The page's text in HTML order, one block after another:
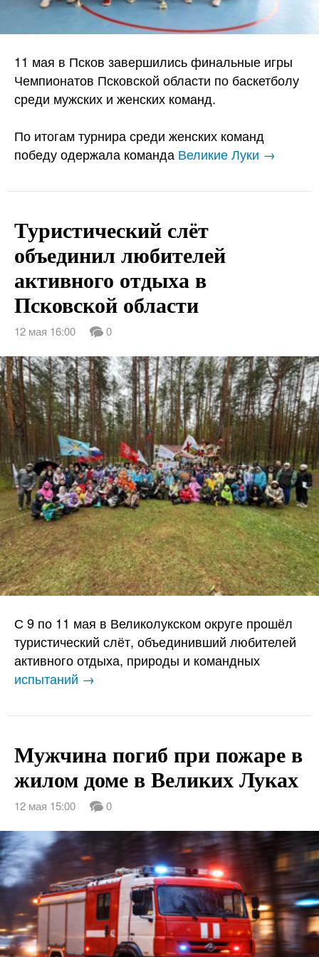
11 мая в Псков завершились финальные игры
Чемпионатов Псковской области по баскетболу
среди мужских и женских команд.
По итогам турнира среди женских команд
победу одержала команда Великие Луки →
Туристический слёт
объединил любителей
активного отдыха в
Псковской области
12 мая 16:00 0
С 9 по 11 мая в Великолукском округе прошёл
туристический слёт, объединивший любителей
активного отдыха, природы и командных
испытаний →
Мужчина погиб при пожаре в
жилом доме в Великих Луках
12 мая 15:00 0